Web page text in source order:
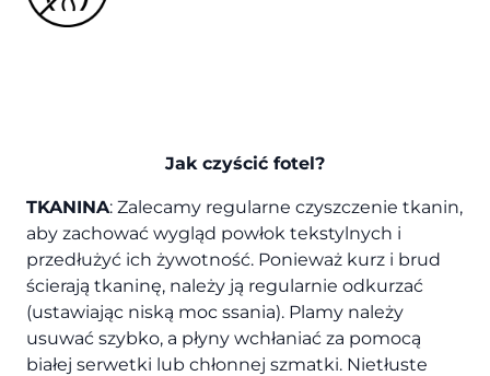
Jak czyścić fotel?
TKANINA: Zalecamy regularne czyszczenie tkanin,
aby zachować wygląd powłok tekstylnych i
przedłużyć ich żywotność. Ponieważ kurz i brud
ścierają tkaninę, należy ją regularnie odkurzać
(ustawiając niską moc ssania). Plamy należy
usuwać szybko, a płyny wchłaniać za pomocą
białej serwetki lub chłonnej szmatki. Nietłuste